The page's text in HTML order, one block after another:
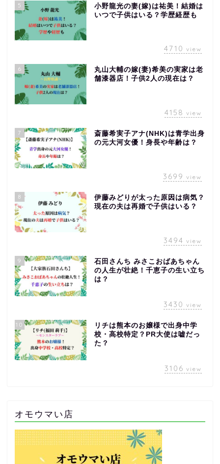
5
小野龍光の妻(嫁)は祐美！結婚は
いつで子供はいる？学歴経歴も
4710 view
6
丸山大輔の嫁(妻)希美の実家は老
舗漆器店！子供2人の現在は？
4158 view
7
斎藤希実子アナ(NHK)は青学出身
の元大河女優！身長や年齢は？
3699 view
8
伊藤みどりが太った原因は病気？
現在の夫は再婚で子供はいる？
3494 view
9
石田さんち みさこおばあちゃん
の人生が壮絶！千恵子の生い立ち
は？
3430 view
10
リチは熊本のお嬢様で出身中学
校・高校特定？PR大使は嘘だっ
た？
3106 view
オモウマい店